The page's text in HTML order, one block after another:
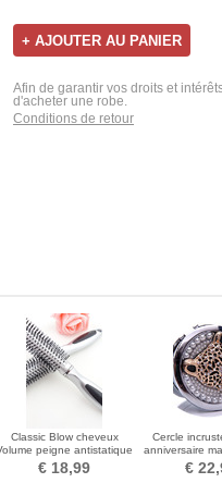
Afin de garantir vos droits et
d'acheter une robe.
Conditions de retour
Classic Blow cheveux
peigne antistatique
en plastique petit miroir et
peigne
€ 18,99
Cercle
anniversaire
pliage petit
€